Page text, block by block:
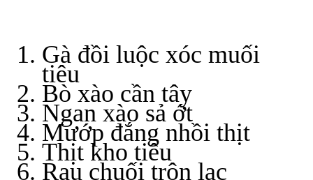
Gà đồi luộc xóc muối
tiêu
Bò xào cần tây
Ngan xào sả ớt
Mướp đắng nhồi thịt
Thịt kho tiêu
Rau chuối trộn lạc